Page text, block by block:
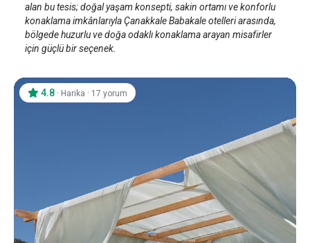
alan bu tesis; doğal yaşam konsepti, sakin ortamı ve konforlu
konaklama imkânlarıyla Çanakkale Babakale otelleri arasında,
bölgede huzurlu ve doğa odaklı konaklama arayan misafirler
için güçlü bir seçenek.
4.8 · Harika · 17 yorum